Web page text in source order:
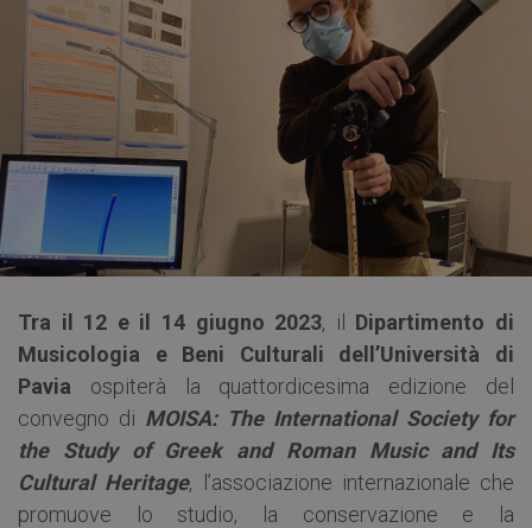
Tra il 12 e il 14 giugno 2023, il Dipartimento di
Musicologia e Beni Culturali dell’Università di
Pavia ospiterà la quattordicesima edizione del
convegno di MOISA: The International Society for
the Study of Greek and Roman Music and Its
Cultural Heritage, l’associazione internazionale che
promuove lo studio, la conservazione e la